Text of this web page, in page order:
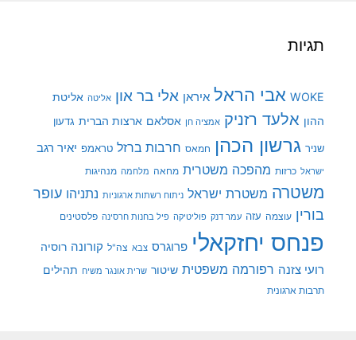
תגיות
WOKE אבי הראל איראן אלי בר און אליטה אליטת
ההון אלעד רזניק אמציה חן אסלאם ארצות הברית גדעון
שניר גרשון הכהן חמאס חרבות ברזל טראמפ יאיר רגב
ישראל כרזות מהפכה משטרית מחאה מלחמה מנהיגות
משטרה משטרת ישראל ניתוח רשתות ארגוניות נתניהו עופר
בורין עוצמה עזה עמר דנק פוליטיקה פיל בחנות חרסינה פלסטינים
פנחס יחזקאלי פרוגרס צבא צה"ל קורונה רוסיה
רועי צזנה רפורמה משפטית שיטור שרית אונגר משיח תהילים
תרבות ארגונית